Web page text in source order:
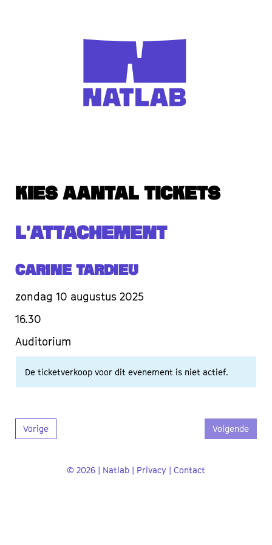
KIES AANTAL TICKETS
L'ATTACHEMENT
Carine Tardieu
zondag 10 augustus 2025
16.30
Auditorium
De ticketverkoop voor dit evenement is niet actief.
Vorige Volgende
© 2026 | Natlab | Privacy | Contact